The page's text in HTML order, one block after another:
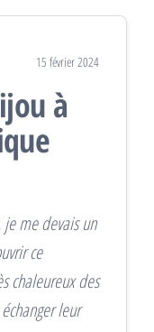
15 février 2024
à
je me devais un
ce
chaleureux des
leur